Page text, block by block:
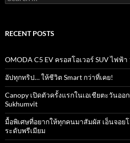
for:
RECENT POSTS
OMODA C5 EV ครอสโอเวอร์ SUV ไฟฟ้า
อัปทุกทริป… ให้ชีวิต Smart กว่าที่เคย!
Canopy เปิดตัวครั้งแรกในเอเชียตะวันออ
Sukhumvit
มื้อพิเศษที่อยากให้ทุกคนมาสัมผัส เอ็นจอย
ระดับพรีเมียม